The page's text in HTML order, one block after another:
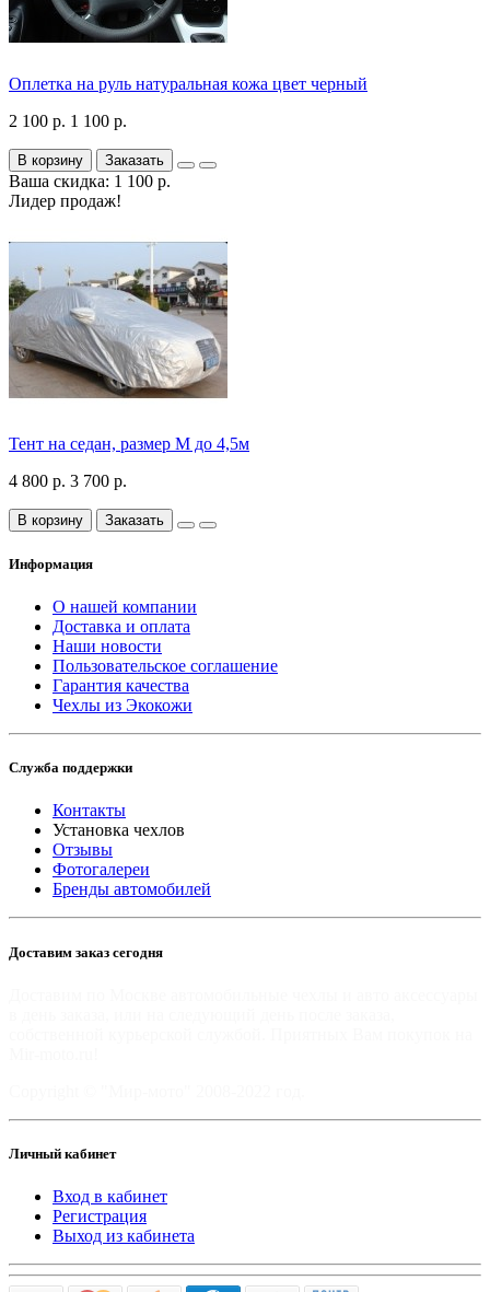
Оплетка на руль натуральная кожа цвет черный
2 100 р. 1 100 р.
В корзину Заказать
Ваша скидка: 1 100 р.
Лидер продаж!
Тент на седан, размер М до 4,5м
4 800 р. 3 700 р.
В корзину Заказать
Информация
О нашей компании
Доставка и оплата
Наши новости
Пользовательское соглашение
Гарантия качества
Чехлы из Экокожи
Служба поддержки
Контакты
Установка чехлов
Отзывы
Фотогалереи
Бренды автомобилей
Доставим заказ сегодня
Личный кабинет
Вход в кабинет
Регистрация
Выход из кабинета